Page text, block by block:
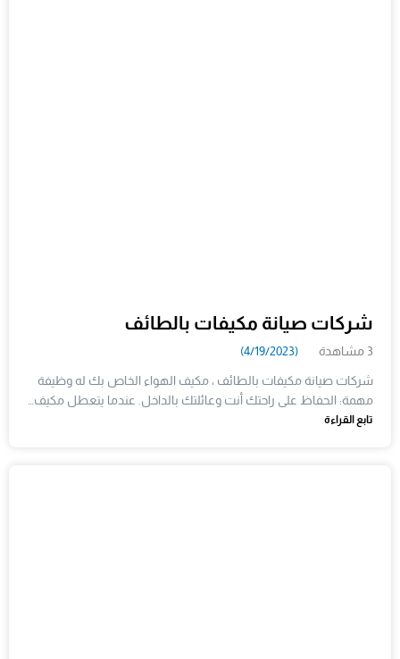
شركات صيانة مكيفات بالطائف
3 مشاهدة (4/19/2023)
شركات صيانة مكيفات بالطائف ، مكيف الهواء الخاص بك له وظيفة
مهمة: الحفاظ على راحتك أنت وعائلتك بالداخل. عندما يتعطل مكيف…
تابع القراءة